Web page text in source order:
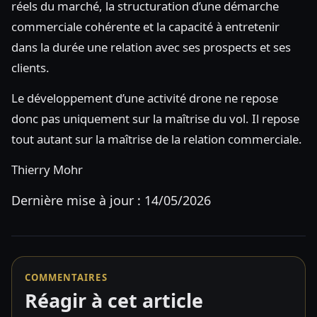
réels du marché, la structuration d’une démarche
commerciale cohérente et la capacité à entretenir
dans la durée une relation avec ses prospects et ses
clients.
Le développement d’une activité drone ne repose
donc pas uniquement sur la maîtrise du vol. Il repose
tout autant sur la maîtrise de la relation commerciale.
Thierry Mohr
Dernière mise à jour : 14/05/2026
COMMENTAIRES
Réagir à cet article